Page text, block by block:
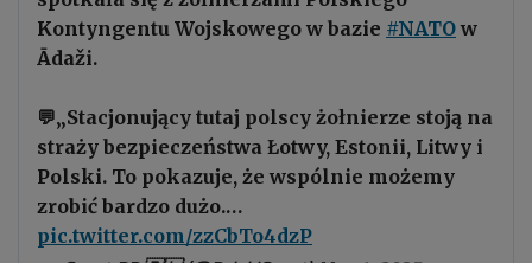
Kontyngentu Wojskowego w bazie #NATO w
Ādaži.
💬„Stacjonujący tutaj polscy żołnierze stoją na
straży bezpieczeństwa Łotwy, Estonii, Litwy i
Polski. To pokazuje, że wspólnie możemy
zrobić bardzo dużo.…
pic.twitter.com/zzCbTo4dzP